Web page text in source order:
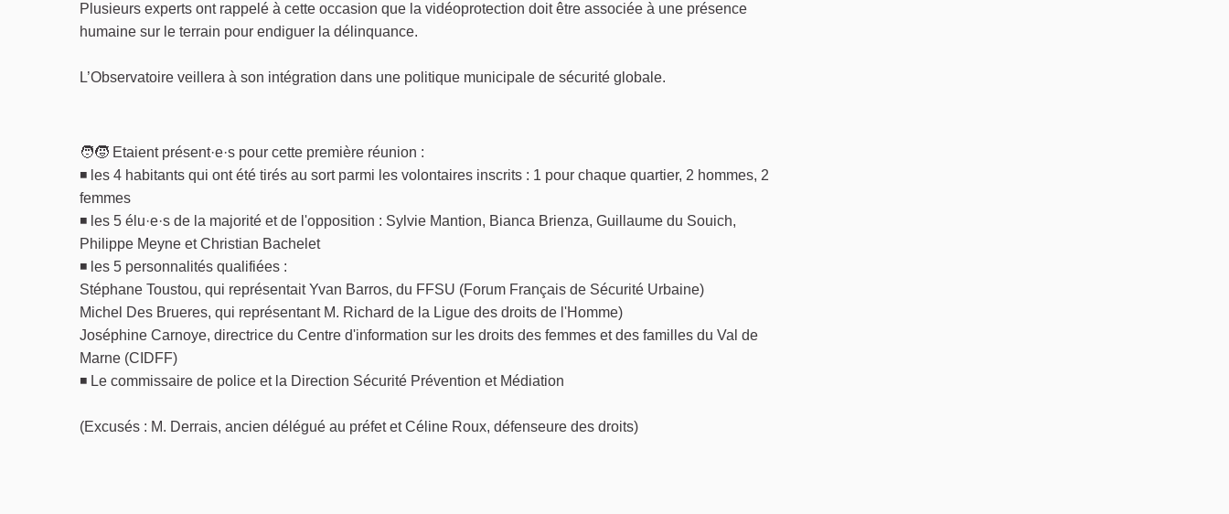
Plusieurs experts ont rappelé à cette occasion que la vidéoprotection doit être associée à une présence
humaine sur le terrain pour endiguer la délinquance.
L’Observatoire veillera à son intégration dans une politique municipale de sécurité globale.
🧑‍🧒 Etaient présent·e·s pour cette première réunion :
◾ les 4 habitants qui ont été tirés au sort parmi les volontaires inscrits : 1 pour chaque quartier, 2 hommes, 2
femmes
◾ les 5 élu·e·s de la majorité et de l'opposition : ​Sylvie Mantion, Bianca Brienza, Guillaume du Souich,
Philippe Meyne et Christian Bachelet
◾ les 5 personnalités qualifiées :
Stéphane Toustou, qui représentait Yvan Barros, du FFSU (Forum Français de Sécurité Urbaine)
Michel Des Brueres, qui représentant M. Richard de la Ligue des droits de l'Homme)
Joséphine Carnoye, directrice du Centre d'information sur les droits des femmes et des familles du Val de
Marne (CIDFF)
◾ Le commissaire de police et la Direction Sécurité Prévention et Médiation
(Excusés : M. Derrais, ancien délégué au préfet et Céline Roux, défenseure des droits)